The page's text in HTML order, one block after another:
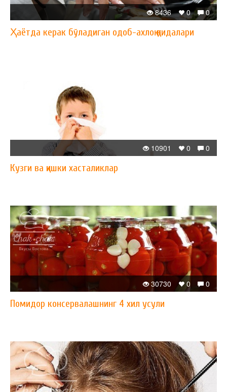
0
0
8436
Ҳаётда керак бўладиган одоб-ахлоқ қоидалари
0
0
10901
Кузги ва қишки хасталиклар
0
0
30730
Помидор консервалашнинг 4 хил усули